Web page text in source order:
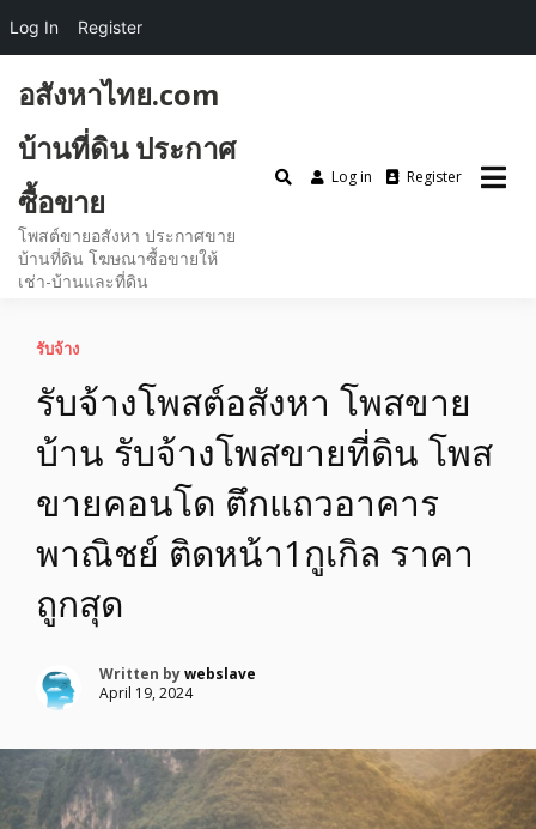
อสังหาไทย.com
บ้านที่ดิน ประกาศ
ซื้อขาย
โพสต์ขายอสังหา ประกาศขาย
บ้านที่ดิน โฆษณาซื้อขายให้
เช่า-บ้านและที่ดิน
Log in Register
รับจ้าง
รับจ้างโพสต์อสังหา โพสขาย
บ้าน รับจ้างโพสขายที่ดิน โพส
ขายคอนโด ตึกแถวอาคาร
พาณิชย์ ติดหน้า1กูเกิล ราคา
ถูกสุด
Written bywebslave
April 19, 2024
Log In Register